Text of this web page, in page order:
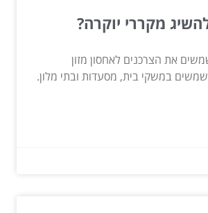
מקררי יוקרה?
את הצרכנים לאחסון מזון
במשקי בית, מסעדות ובתי מלון.